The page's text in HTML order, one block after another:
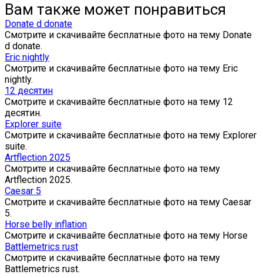
Вам также может понравиться
Donate d donate
Смотрите и скачивайте бесплатные фото на тему Donate
d donate.
Eric nightly
Смотрите и скачивайте бесплатные фото на тему Eric
nightly.
12 десятин
Смотрите и скачивайте бесплатные фото на тему 12
десятин.
Explorer suite
Смотрите и скачивайте бесплатные фото на тему Explorer
suite.
Artflection 2025
Смотрите и скачивайте бесплатные фото на тему
Artflection 2025.
Caesar 5
Смотрите и скачивайте бесплатные фото на тему Caesar
5.
Horse belly inflation
Смотрите и скачивайте бесплатные фото на тему Horse
Battlemetrics rust
Смотрите и скачивайте бесплатные фото на тему
Battlemetrics rust.